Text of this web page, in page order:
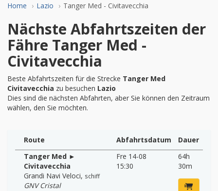
Home Lazio Tanger Med - Civitavecchia
Nächste Abfahrtszeiten der
Fähre Tanger Med -
Civitavecchia
Beste Abfahrtszeiten für die Strecke Tanger Med
Civitavecchia zu besuchen Lazio
Dies sind die nächsten Abfahrten, aber Sie können den Zeitraum
wählen, den Sie möchten.
Route Abfahrtsdatum
Dauer
Tanger Med ►
Civitavecchia
Grandi Navi Veloci, schiff
GNV Cristal
Fre 14-08
15:30
64h
30m